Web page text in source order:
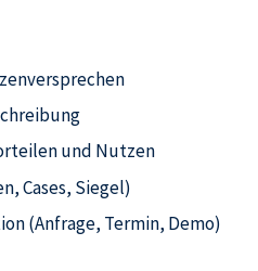
und Nutzen
Cases, Siegel)
(Anfrage, Termin, Demo)